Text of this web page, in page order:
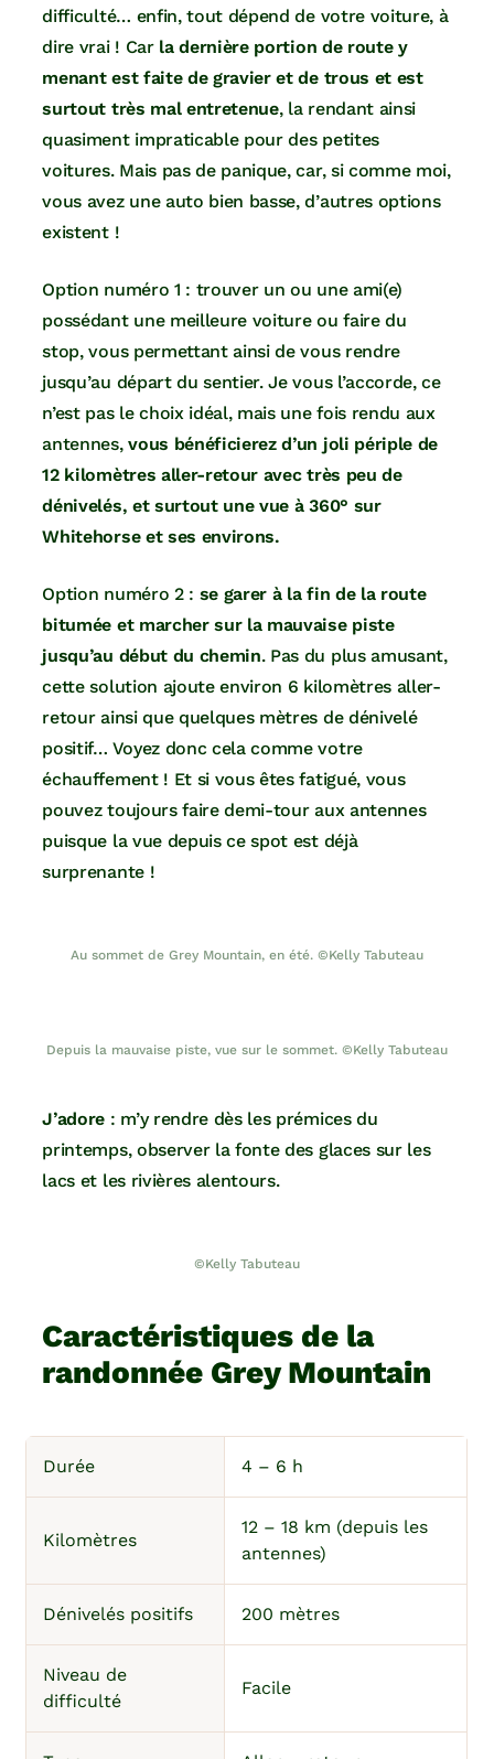
difficulté… enfin, tout dépend de votre voiture, à
dire vrai ! Car la dernière portion de route y
menant est faite de gravier et de trous et est
surtout très mal entretenue, la rendant ainsi
quasiment impraticable pour des petites
voitures. Mais pas de panique, car, si comme moi,
vous avez une auto bien basse, d’autres options
existent !
Option numéro 1 : trouver un ou une ami(e)
possédant une meilleure voiture ou faire du
stop, vous permettant ainsi de vous rendre
jusqu’au départ du sentier. Je vous l’accorde, ce
n’est pas le choix idéal, mais une fois rendu aux
antennes,vous bénéficierez d’un joli périple de
12 kilomètres aller-retour avec très peu de
dénivelés, et surtout une vue à 360° sur
Whitehorse et ses environs.
Option numéro 2 : se garer à la fin de la route
bitumée et marcher sur la mauvaise piste
jusqu’au début du chemin. Pas du plus amusant,
cette solution ajoute environ 6 kilomètres aller-
retour ainsi que quelques mètres de dénivelé
positif… Voyez donc cela comme votre
échauffement ! Et si vous êtes fatigué, vous
pouvez toujours faire demi-tour aux antennes
puisque la vue depuis ce spot est déjà
surprenante !
Au sommet de Grey Mountain, en été. ©Kelly Tabuteau
Depuis la mauvaise piste, vue sur le sommet. ©Kelly Tabuteau
J’adore : m’y rendre dès les prémices du
printemps, observer la fonte des glaces sur les
lacs et les rivières alentours.
©Kelly Tabuteau
Caractéristiques de la
randonnée Grey Mountain
Durée 4 – 6 h
Kilomètres
12 – 18 km (depuis les
antennes)
Dénivelés positifs 200 mètres
Niveau de
difficulté
Facile